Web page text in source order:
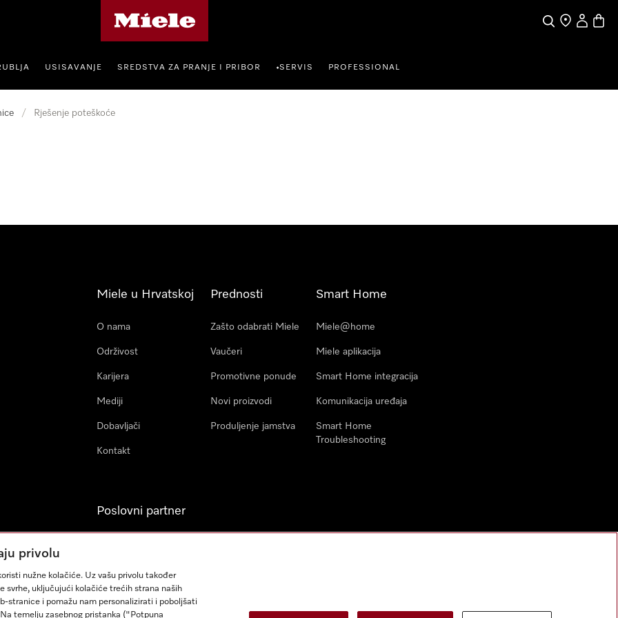
PretragaTraženjeKorisnički
USISAVANJE SREDSTVA ZA PRANJE I PRIBOR •SERVIS PROFESSIONAL
/ Rješenje poteškoće
Miele u Hrvatskoj
O nama
Održivost
Karijera
Mediji
Dobavljači
Kontakt
Prednosti
Zašto odabrati Miele
Vaučeri
Promotivne ponude
Novi proizvodi
Produljenje jamstva
Smart Home
Miele@home
Miele aplikacija
Smart Home integracija
Komunikacija uređaja
Smart Home
Troubleshooting
Poslovni partner
građevinskih radova
privolu
nužne kolačiće. Uz vašu privolu također
svrhe, uključujući kolačiće trećih strana naših
stranice i pomažu nam personalizirati i poboljšati
temelju zasebnog pristanka ("Potpuna